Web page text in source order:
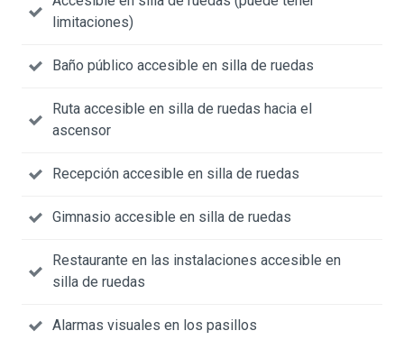
limitaciones)
Baño público accesible en silla de ruedas
Ruta accesible en silla de ruedas hacia el
ascensor
Recepción accesible en silla de ruedas
Gimnasio accesible en silla de ruedas
Restaurante en las instalaciones accesible en
silla de ruedas
Alarmas visuales en los pasillos